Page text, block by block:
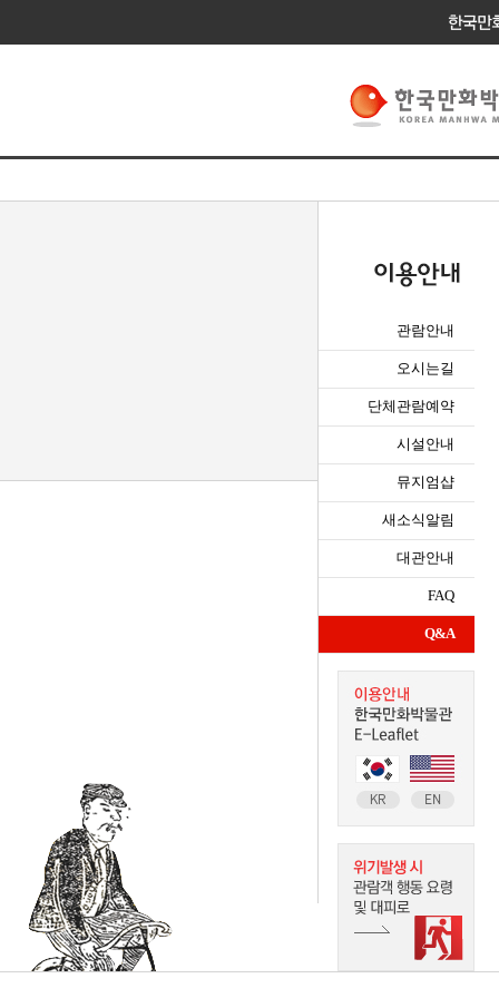
관람안내
오시는길
단체관람예약
시설안내
뮤지엄샵
새소식알림
대관안내
FAQ
Q&A